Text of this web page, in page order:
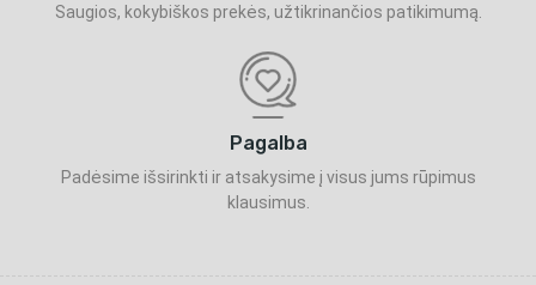
Saugios, kokybiškos prekės, užtikrinančios patikimumą.
Pagalba
Padėsime išsirinkti ir atsakysime į visus jums rūpimus
klausimus.